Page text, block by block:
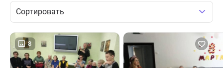
Сортировать
8